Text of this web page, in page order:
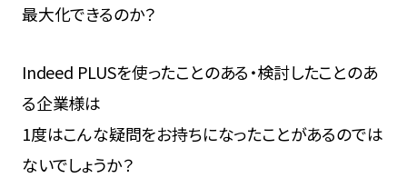
最大化できるのか？
Indeed PLUSを使ったことのある・検討したことのあ
る企業様は
1度はこんな疑問をお持ちになったことがあるのでは
ないでしょうか？